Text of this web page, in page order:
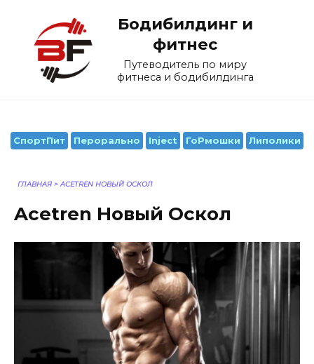
содержанию
Бодибилдинг и
фитнес
Путеводитель по миру
фитнеса и бодибилдинга
СпортПит Перорально Inject ГоРмошки Липолики
ГЛАВНАЯ > ACETREN НОВЫЙ ОСКОЛ
Acetren Новый Оскол